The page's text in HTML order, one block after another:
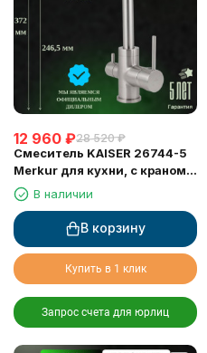
12 960 ₽28 520 ₽
Смеситель KAISER 26744-5
Merkur для кухни, с краном
для питьевой воды, серебро
В наличии
В корзину
Купить в 1 клик
Запрос счета для юрлиц